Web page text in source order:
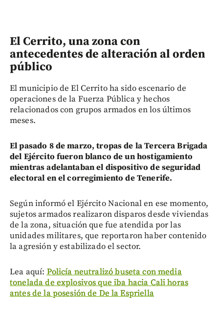
El Cerrito, una zona con
antecedentes de alteración al orden
público
El municipio de El Cerrito ha sido escenario de
operaciones de la Fuerza Pública y hechos
relacionados con grupos armados en los últimos
meses.
El pasado 8 de marzo, tropas de la Tercera Brigada
del Ejército fueron blanco de un hostigamiento
mientras adelantaban el dispositivo de seguridad
electoral en el corregimiento de Tenerife.
Según informó el Ejército Nacional en ese momento,
sujetos armados realizaron disparos desde viviendas
de la zona, situación que fue atendida por las
unidades militares, que reportaron haber contenido
la agresión y estabilizado el sector.
Lea aquí: Policía neutralizó buseta con media
tonelada de explosivos que iba hacia Cali horas
antes de la posesión de De la Espriella